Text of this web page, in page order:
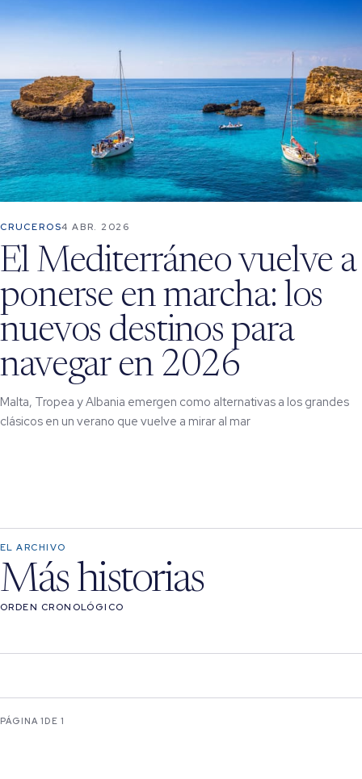
CRUCEROS4 ABR. 2026
El Mediterráneo vuelve a
ponerse en marcha: los
nuevos destinos para
navegar en 2026
Malta, Tropea y Albania emergen como alternativas a los grandes
clásicos en un verano que vuelve a mirar al mar
EL ARCHIVO
Más historias
ORDEN CRONOLÓGICO
PÁGINA 1 DE 1